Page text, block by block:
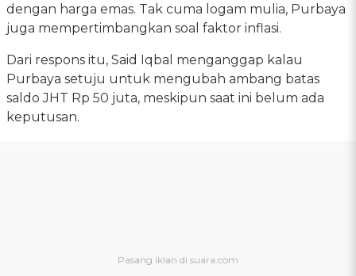
dengan harga emas. Tak cuma logam mulia, Purbaya
juga mempertimbangkan soal faktor inflasi.
Dari respons itu, Said Iqbal menganggap kalau
Purbaya setuju untuk mengubah ambang batas
saldo JHT Rp 50 juta, meskipun saat ini belum ada
keputusan.